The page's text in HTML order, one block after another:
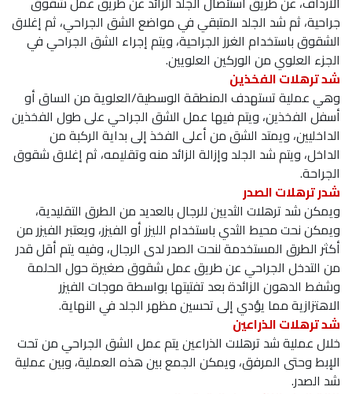
جراحية، ثم شد الجلد المتبقي في مواضع الشق الجراحي، ثم إغلاق
الشقوق باستخدام الغرز الجراحية، ويتم إجراء الشق الجراحي في
الجزء العلوي من الوركين العلويين.
شد ترهلات الفخذين
وهي عملية تستهدف المنطقة الوسطية/العلوية من الساق أو
أسفل الفخذين، ويتم فيها عمل الشق الجراحي على طول الفخذين
الداخليين، ويمتد الشق من أعلى الفخذ إلى بداية الركبة من
الداخل، ويتم شد الجلد وإزالة الزائد منه وتقليمه، ثم إغلاق شقوق
الجراحة.
شدر ترهلات الصدر
ويمكن شد ترهلات الثديين للرجال بالعديد من الطرق التقليدية،
ويمكن نحت محيط الثدي باستخدام الليزر أو الفيزر، ويعتبر الفيزر من
أكثر الطرق المستخدمة لنحت الصدر لدى الرجال، وفيه يتم أقل قدر
من التدخل الجراحي عن طريق عمل شقوق صغيرة حول الحلمة
وشفط الدهون الزائدة بعد تفتيتها بواسطة موجات الفيزر
الاهتزازية مما يؤدي إلى تحسين مظهر الجلد في النهاية.
شد ترهلات الذراعين
خلال عملية شد ترهلات الذراعين يتم عمل الشق الجراحي من تحت
الإبط وحتى المرفق، ويمكن الجمع بين هذه العملية، وبين عملية
شد الصدر.